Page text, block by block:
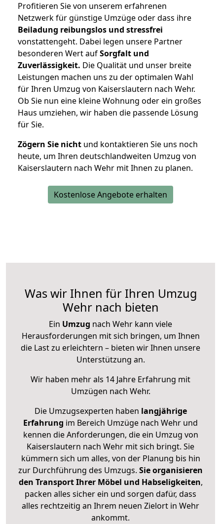
Profitieren Sie von unserem erfahrenen
Netzwerk für günstige Umzüge oder dass ihre
Beiladung reibungslos und stressfrei
vonstattengeht. Dabei legen unsere Partner
besonderen Wert aufSorgfalt und
Zuverlässigkeit. Die Qualität und unser breite
Leistungen machen uns zu der optimalen Wahl
für Ihren Umzug von Kaiserslautern nach Wehr.
Ob Sie nun eine kleine Wohnung oder ein großes
Haus umziehen, wir haben die passende Lösung
für Sie.
Zögern Sie nicht und kontaktieren Sie uns noch
heute, um Ihren deutschlandweiten Umzug von
Kaiserslautern nach Wehr mit Ihnen zu planen.
Kostenlose Angebote erhalten
Was wir Ihnen für Ihren Umzug
Wehr nach bieten
Ein Umzug nach Wehr kann viele
Herausforderungen mit sich bringen, um Ihnen
die Last zu erleichtern – bieten wir Ihnen unsere
Unterstützung an.
Wir haben mehr als 14 Jahre Erfahrung mit
Umzügen nach Wehr.
Die Umzugsexperten haben langjährige
Erfahrung im Bereich Umzüge nach Wehr und
kennen die Anforderungen, die ein Umzug von
Kaiserslautern nach Wehr mit sich bringt. Sie
kümmern sich um alles, von der Planung bis hin
zur Durchführung des Umzugs. Sie organisieren
den Transport Ihrer Möbel und Habseligkeiten,
packen alles sicher ein und sorgen dafür, dass
alles rechtzeitig an Ihrem neuen Zielort in Wehr
ankommt.